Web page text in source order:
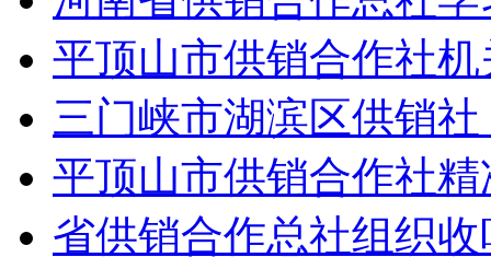
平顶山市供销合作社
三门峡市湖滨区供销
平顶山市供销合作社
省供销合作总社组织